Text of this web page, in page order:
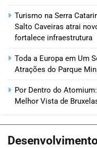
Turismo na Serra
Salto Caveiras atrai
fortalece infraestrutura
Toda a Europa em Um
Atrações do Parque
Por Dentro do
Melhor Vista de